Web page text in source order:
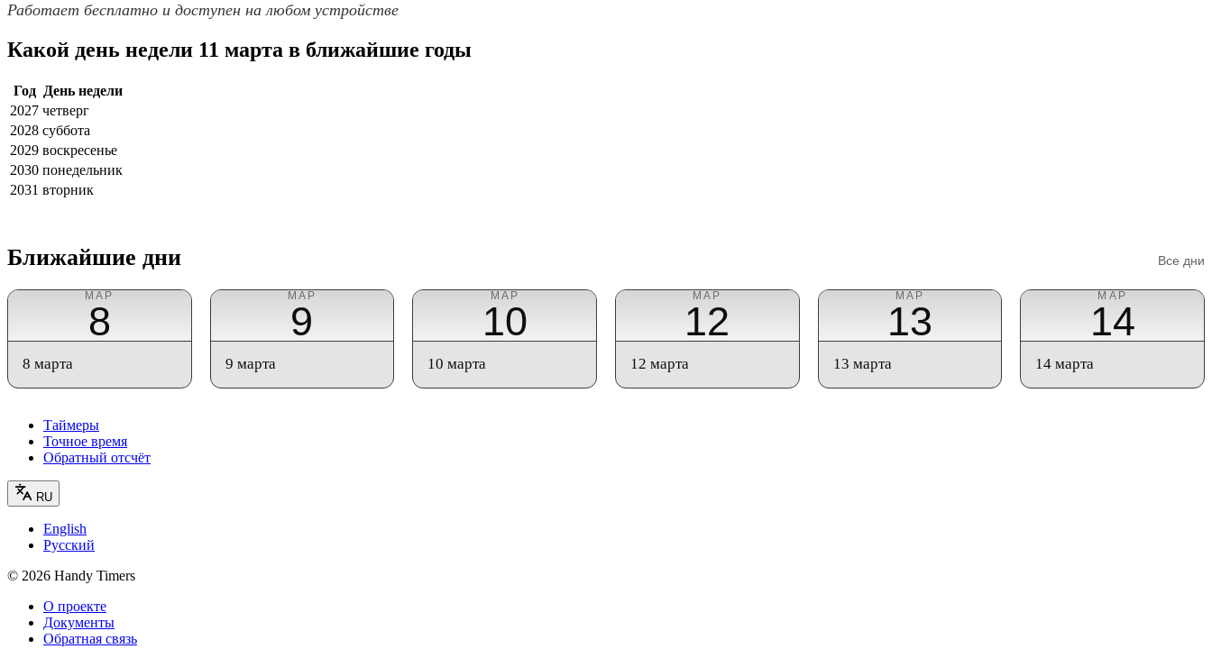
Работает бесплатно и доступен на любом устройстве
Какой день недели 11 марта в ближайшие годы
Год
День недели
2027 четверг
2028 суббота
2029 воскресенье
2030 понедельник
2031 вторник
Ближайшие дни Все дни
МАР
8
8 марта
МАР
9
9 марта
МАР
10
10 марта
МАР
12
12 марта
МАР
13
13 марта
МАР
14
14 марта
Таймеры
Точное время
Обратный отсчёт
RU
English
Русский
© 2026 Handy Timers
О проекте
Документы
Обратная связь